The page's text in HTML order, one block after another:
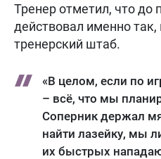
Тренер отметил, что до
действовал именно так,
тренерский штаб.
«В целом, если по
– всё, что мы
Соперник держал
найти лазейку, мы
их быстрых